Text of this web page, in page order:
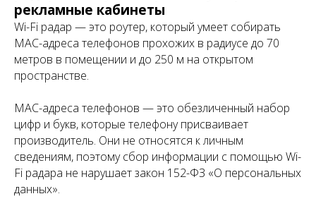
рекламные кабинеты
Wi-Fi радар — это роутер, который умеет собирать
MAC-адреса телефонов прохожих в радиусе до 70
метров в помещении и до 250 м на открытом
пространстве.
MAC-адреса телефонов — это обезличенный набор
цифр и букв, которые телефону присваивает
производитель. Они не относятся к личным
сведениям, поэтому сбор информации с помощью Wi-
Fi радара не нарушает закон 152-ФЗ «О персональных
данных».